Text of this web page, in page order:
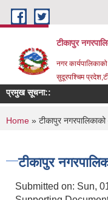
Skip to main content
टीकापुर
नगर
सुदूरपश्चिम
प्रमुख सूचना::
You are
Home » टीकापुर
टीकापुर
Submitted on: Sun,